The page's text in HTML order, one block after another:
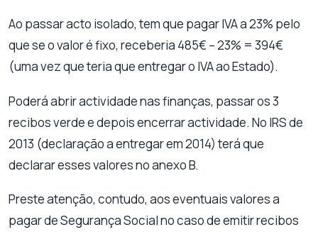
Ao passar acto isolado, tem que pagar IVA a 23% pelo
que se o valor é fixo, receberia 485€ – 23% = 394€
(uma vez que teria que entregar o IVA ao Estado).
Poderá abrir actividade nas finanças, passar os 3
recibos verde e depois encerrar actividade. No IRS de
2013 (declaração a entregar em 2014) terá que
declarar esses valores no anexo B.
Preste atenção, contudo, aos eventuais valores a
pagar de Segurança Social no caso de emitir recibos